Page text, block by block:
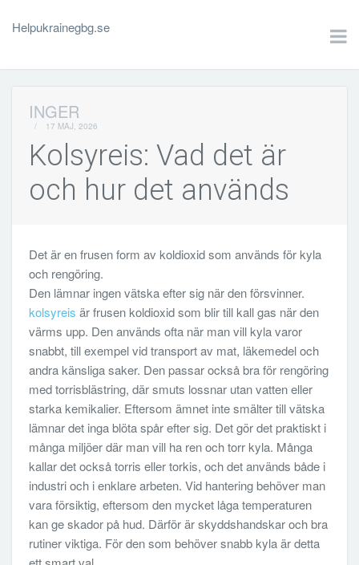
Helpukrainegbg.se
INGER
/ 17 MAJ, 2026
Kolsyreis: Vad det är
och hur det används
Det är en frusen form av koldioxid som används för kyla
och rengöring.
Den lämnar ingen vätska efter sig när den försvinner.
kolsyreis är frusen koldioxid som blir till kall gas när den
värms upp. Den används ofta när man vill kyla varor
snabbt, till exempel vid transport av mat, läkemedel och
andra känsliga saker. Den passar också bra för rengöring
med torrisblästring, där smuts lossnar utan vatten eller
starka kemikalier. Eftersom ämnet inte smälter till vätska
lämnar det inga blöta spår efter sig. Det gör det praktiskt i
många miljöer där man vill ha ren och torr kyla. Många
kallar det också torris eller torkis, och det används både i
industri och i enklare arbeten. Vid hantering behöver man
vara försiktig, eftersom den mycket låga temperaturen
kan ge skador på hud. Därför är skyddshandskar och bra
rutiner viktiga. För den som behöver snabb kyla är detta